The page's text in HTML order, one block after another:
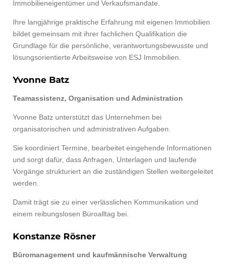
Immobilieneigentümer und Verkaufsmandate.
Ihre langjährige praktische Erfahrung mit eigenen Immobilien
bildet gemeinsam mit ihrer fachlichen Qualifikation die
Grundlage für die persönliche, verantwortungsbewusste und
lösungsorientierte Arbeitsweise von ESJ Immobilien.
Yvonne Batz
Teamassistenz, Organisation und Administration
Yvonne Batz unterstützt das Unternehmen bei
organisatorischen und administrativen Aufgaben.
Sie koordiniert Termine, bearbeitet eingehende Informationen
und sorgt dafür, dass Anfragen, Unterlagen und laufende
Vorgänge strukturiert an die zuständigen Stellen weitergeleitet
werden.
Damit trägt sie zu einer verlässlichen Kommunikation und
einem reibungslosen Büroalltag bei.
Konstanze Rösner
Büromanagement und kaufmännische Verwaltung